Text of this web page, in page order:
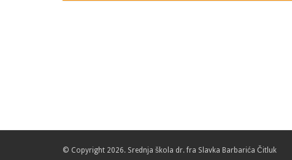
© Copyright 2026. Srednja škola dr. fra Slavka Barbarića Čitluk